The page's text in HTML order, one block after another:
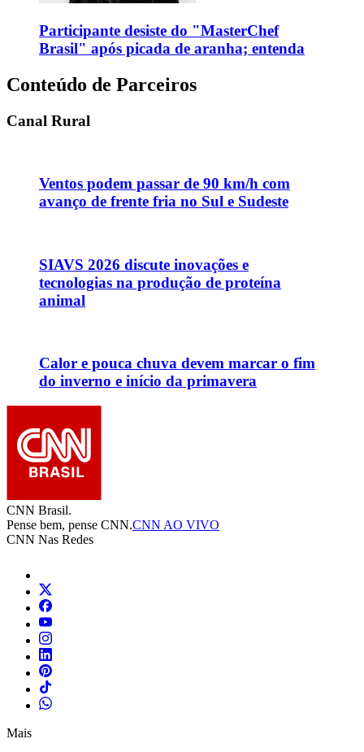
Participante desiste do "MasterChef
Brasil" após picada de aranha; entenda
Conteúdo de Parceiros
Canal Rural
Ventos podem passar de 90 km/h com
avanço de frente fria no Sul e Sudeste
SIAVS 2026 discute inovações e
tecnologias na produção de proteína
animal
Calor e pouca chuva devem marcar o fim
do inverno e início da primavera
CNN Brasil.
Pense bem, pense CNN.CNN AO VIVO
CNN Nas Redes
Mais